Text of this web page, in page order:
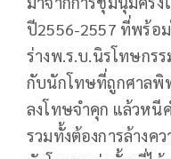
ปี2556-2557 ที่พร้อ
ร่างพ.ร.บ.นิรโทษกร
กับนักโทษที่ถูกศาลพิ
ลงโทษจำคุก แล้วหนี
รวมทั้งต้องการล้างค